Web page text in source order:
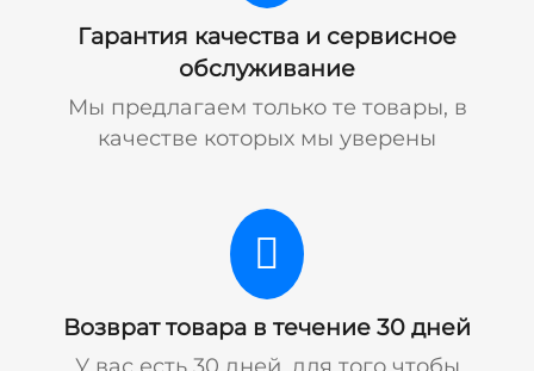
Гарантия качества и сервисное
обслуживание
Мы предлагаем только те товары, в
качестве которых мы уверены
Возврат товара в течение 30 дней